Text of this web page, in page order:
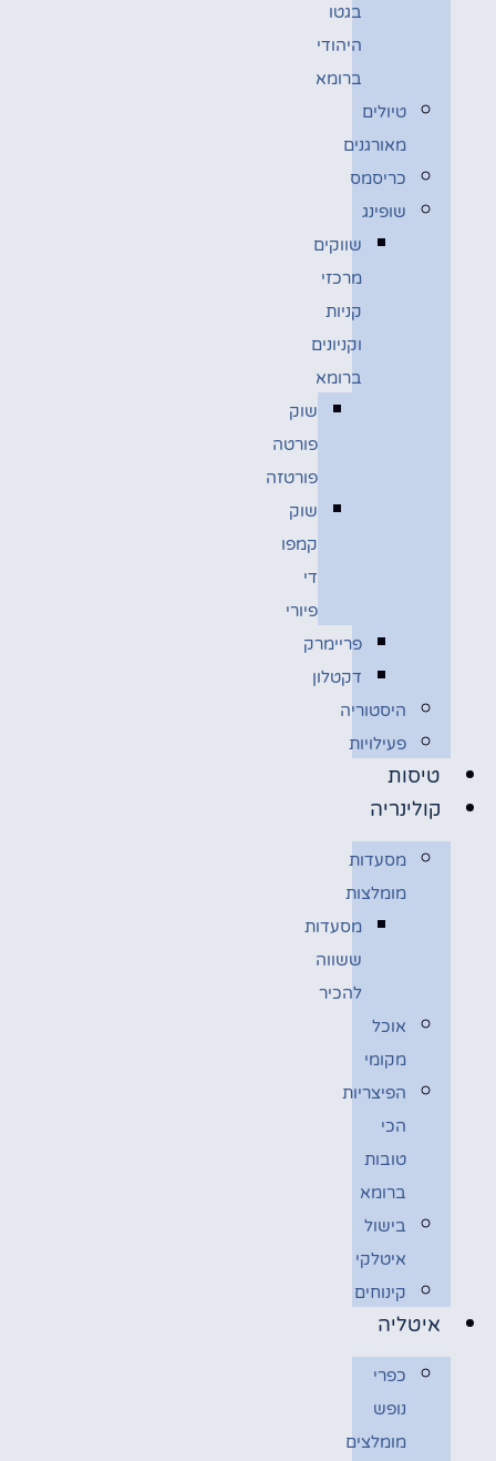
בגטו
היהודי
ברומא
טיולים
מאורגנים
כריסמס
שופינג
שווקים
מרכזי
קניות
וקניונים
ברומא
שוק
פורטה
פורטזה
שוק
קמפו
די
פיורי
פריימרק
דקטלון
היסטוריה
פעילויות
טיסות
קולינריה
מסעדות
מומלצות
מסעדות
ששווה
להכיר
אוכל
מקומי
הפיצריות
הכי
טובות
ברומא
בישול
איטלקי
קינוחים
איטליה
כפרי
נופש
מומלצים